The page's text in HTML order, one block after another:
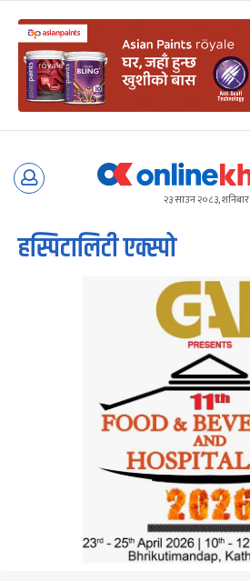
Skip
२३ साउन २०८३, शनिबार
हस्पिटालिटी एक्स्पो